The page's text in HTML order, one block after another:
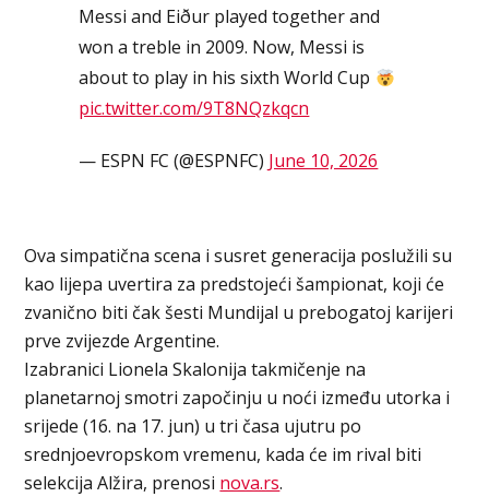
Messi and Eiður played together and
won a treble in 2009. Now, Messi is
about to play in his sixth World Cup
pic.twitter.com/9T8NQzkqcn
— ESPN FC (@ESPNFC) June 10, 2026
Ova simpatična scena i susret generacija poslužili su
kao lijepa uvertira za predstojeći šampionat, koji će
zvanično biti čak šesti Mundijal u prebogatoj karijeri
prve zvijezde Argentine.
Izabranici Lionela Skalonija takmičenje na
planetarnoj smotri započinju u noći između utorka i
srijede (16. na 17. jun) u tri časa ujutru po
srednjoevropskom vremenu, kada će im rival biti
selekcija Alžira, prenosi nova.rs.